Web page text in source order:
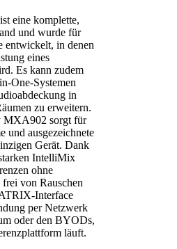
eine komplette,
und wurde für
entwickelt, in denen
eines
Es kann zudem
One-Systemen
in
zu erweitern.
MXA902 sorgt für
und ausgezeichnete
Gerät. Dank
IntelliMix
ohne
von Rauschen
Interface
per Netzwerk
oder den BYODs,
läuft.